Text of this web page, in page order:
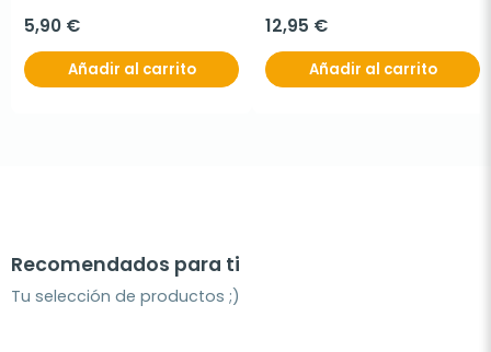
5,90 €
Añadir al carrito
12,95 €
Añadir al carrito
Recomendados para ti
Tu selección de productos ;)